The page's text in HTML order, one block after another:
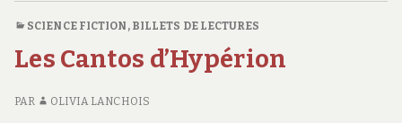
SCIENCE FICTION , BILLETS DE LECTURES
Les Cantos d’Hypérion
PAR OLIVIA LANCHOIS